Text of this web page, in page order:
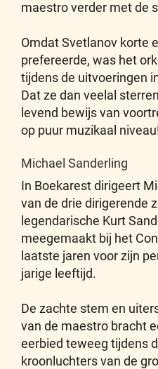
maestro verder met de
Omdat Svetlanov korte
prefereerde, was het
tijdens de uitvoeringen
Dat ze dan veelal
levend bewijs van
op puur muzikaal
Michael Sanderling
In Boekarest dirigeert
van de drie dirigerende
legendarische Kurt
meegemaakt bij het
laatste jaren voor zijn
jarige leeftijd.
De zachte stem en
van de maestro bracht
eerbied teweeg tijdens
kroonluchters van de